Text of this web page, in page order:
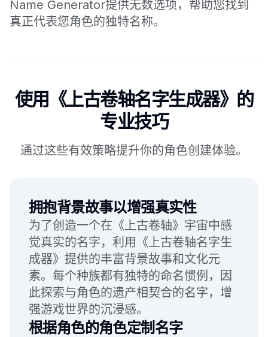
Name Generator提供无数选项，帮助您找到
真正代表您角色的独特名称。
使用《上古卷轴名字生成器》的
专业技巧
通过这些有效策略提升你的角色创建体验。
拥抱背景故事以增强真实性
为了创造一个在《上古卷轴》宇宙中感
觉真实的名字，利用《上古卷轴名字生
成器》提供的丰富背景故事和文化元
素。每个种族都有独特的命名惯例，因
此探索与角色的遗产相契合的名字，增
强游戏世界的沉浸感。
根据角色的角色定制名字